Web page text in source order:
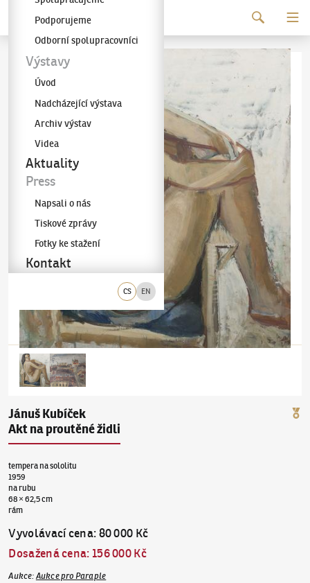
Galerie KODL
CS EN
Podporujeme
Odborní spolupracovníci
Výstavy
Úvod
Nadcházející výstava
Archiv výstav
Videa
Aktuality
Press
Napsali o nás
Tiskové zprávy
Fotky ke stažení
Kontakt
Jánuš Kubíček
Akt na proutěné židli
tempera na sololitu
1959
na rubu
68 × 62,5 cm
rám
Vyvolávací cena:80 000 Kč
Dosažená cena: 156 000 Kč
Aukce: Aukce pro Paraple